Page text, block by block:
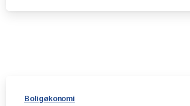
Boligøkonomi